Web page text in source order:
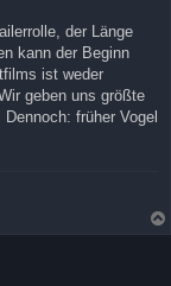
der Länge
kann der Beginn
ist weder
geben uns größte
früher Vogel